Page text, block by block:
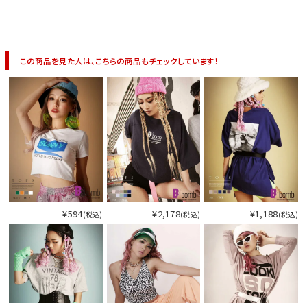
この商品を見た人は、こちらの商品もチェックしています！
¥594(税込) ¥2,178(税込) ¥1,188(税込)